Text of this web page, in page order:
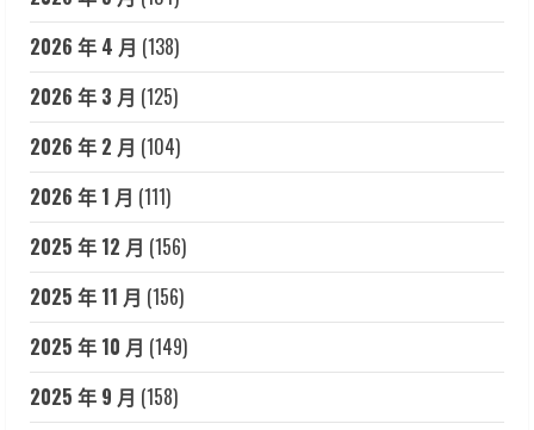
2026 年 4 月 (138)
2026 年 3 月 (125)
2026 年 2 月 (104)
2026 年 1 月 (111)
2025 年 12 月 (156)
2025 年 11 月 (156)
2025 年 10 月 (149)
2025 年 9 月 (158)